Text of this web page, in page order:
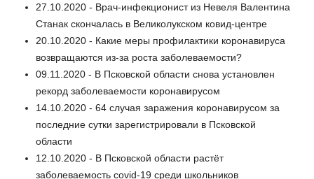
27.10.2020 - Врач-инфекционист из Невеля Валентина
Станак скончалась в Великолукском ковид-центре
20.10.2020 - Какие меры профилактики коронавируса
возвращаются из-за роста заболеваемости?
09.11.2020 - В Псковской области снова установлен
рекорд заболеваемости коронавирусом
14.10.2020 - 64 случая заражения коронавирусом за
последние сутки зарегистрировали в Псковской
области
12.10.2020 - В Псковской области растёт
заболеваемость covid-19 среди школьников